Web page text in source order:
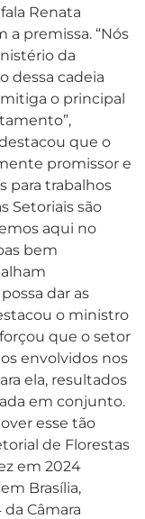
Renata
a premissa. “Nós
da
dessa cadeia
o principal
que o
promissor e
para trabalhos
Setoriais são
aqui no
bem
dar as
o ministro
que o setor
envolvidos nos
ela, resultados
em conjunto.
esse tão
de Florestas
em 2024
Brasília,
Câmara